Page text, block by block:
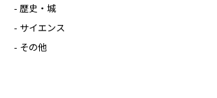
- 歴史・城
- サイエンス
- その他